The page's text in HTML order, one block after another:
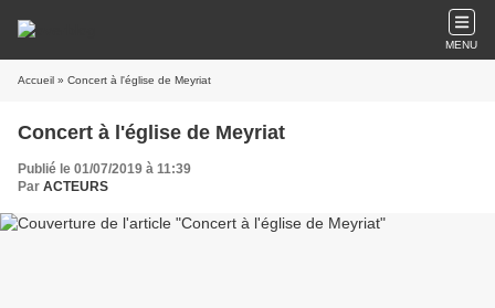
MENU
Accueil » Concert à l'église de Meyriat
Concert à l'église de Meyriat
Publié le 01/07/2019 à 11:39
Par ACTEURS